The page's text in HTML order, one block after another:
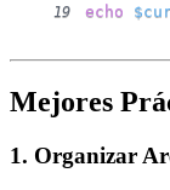
19 echo
Mejores
1. Organizar